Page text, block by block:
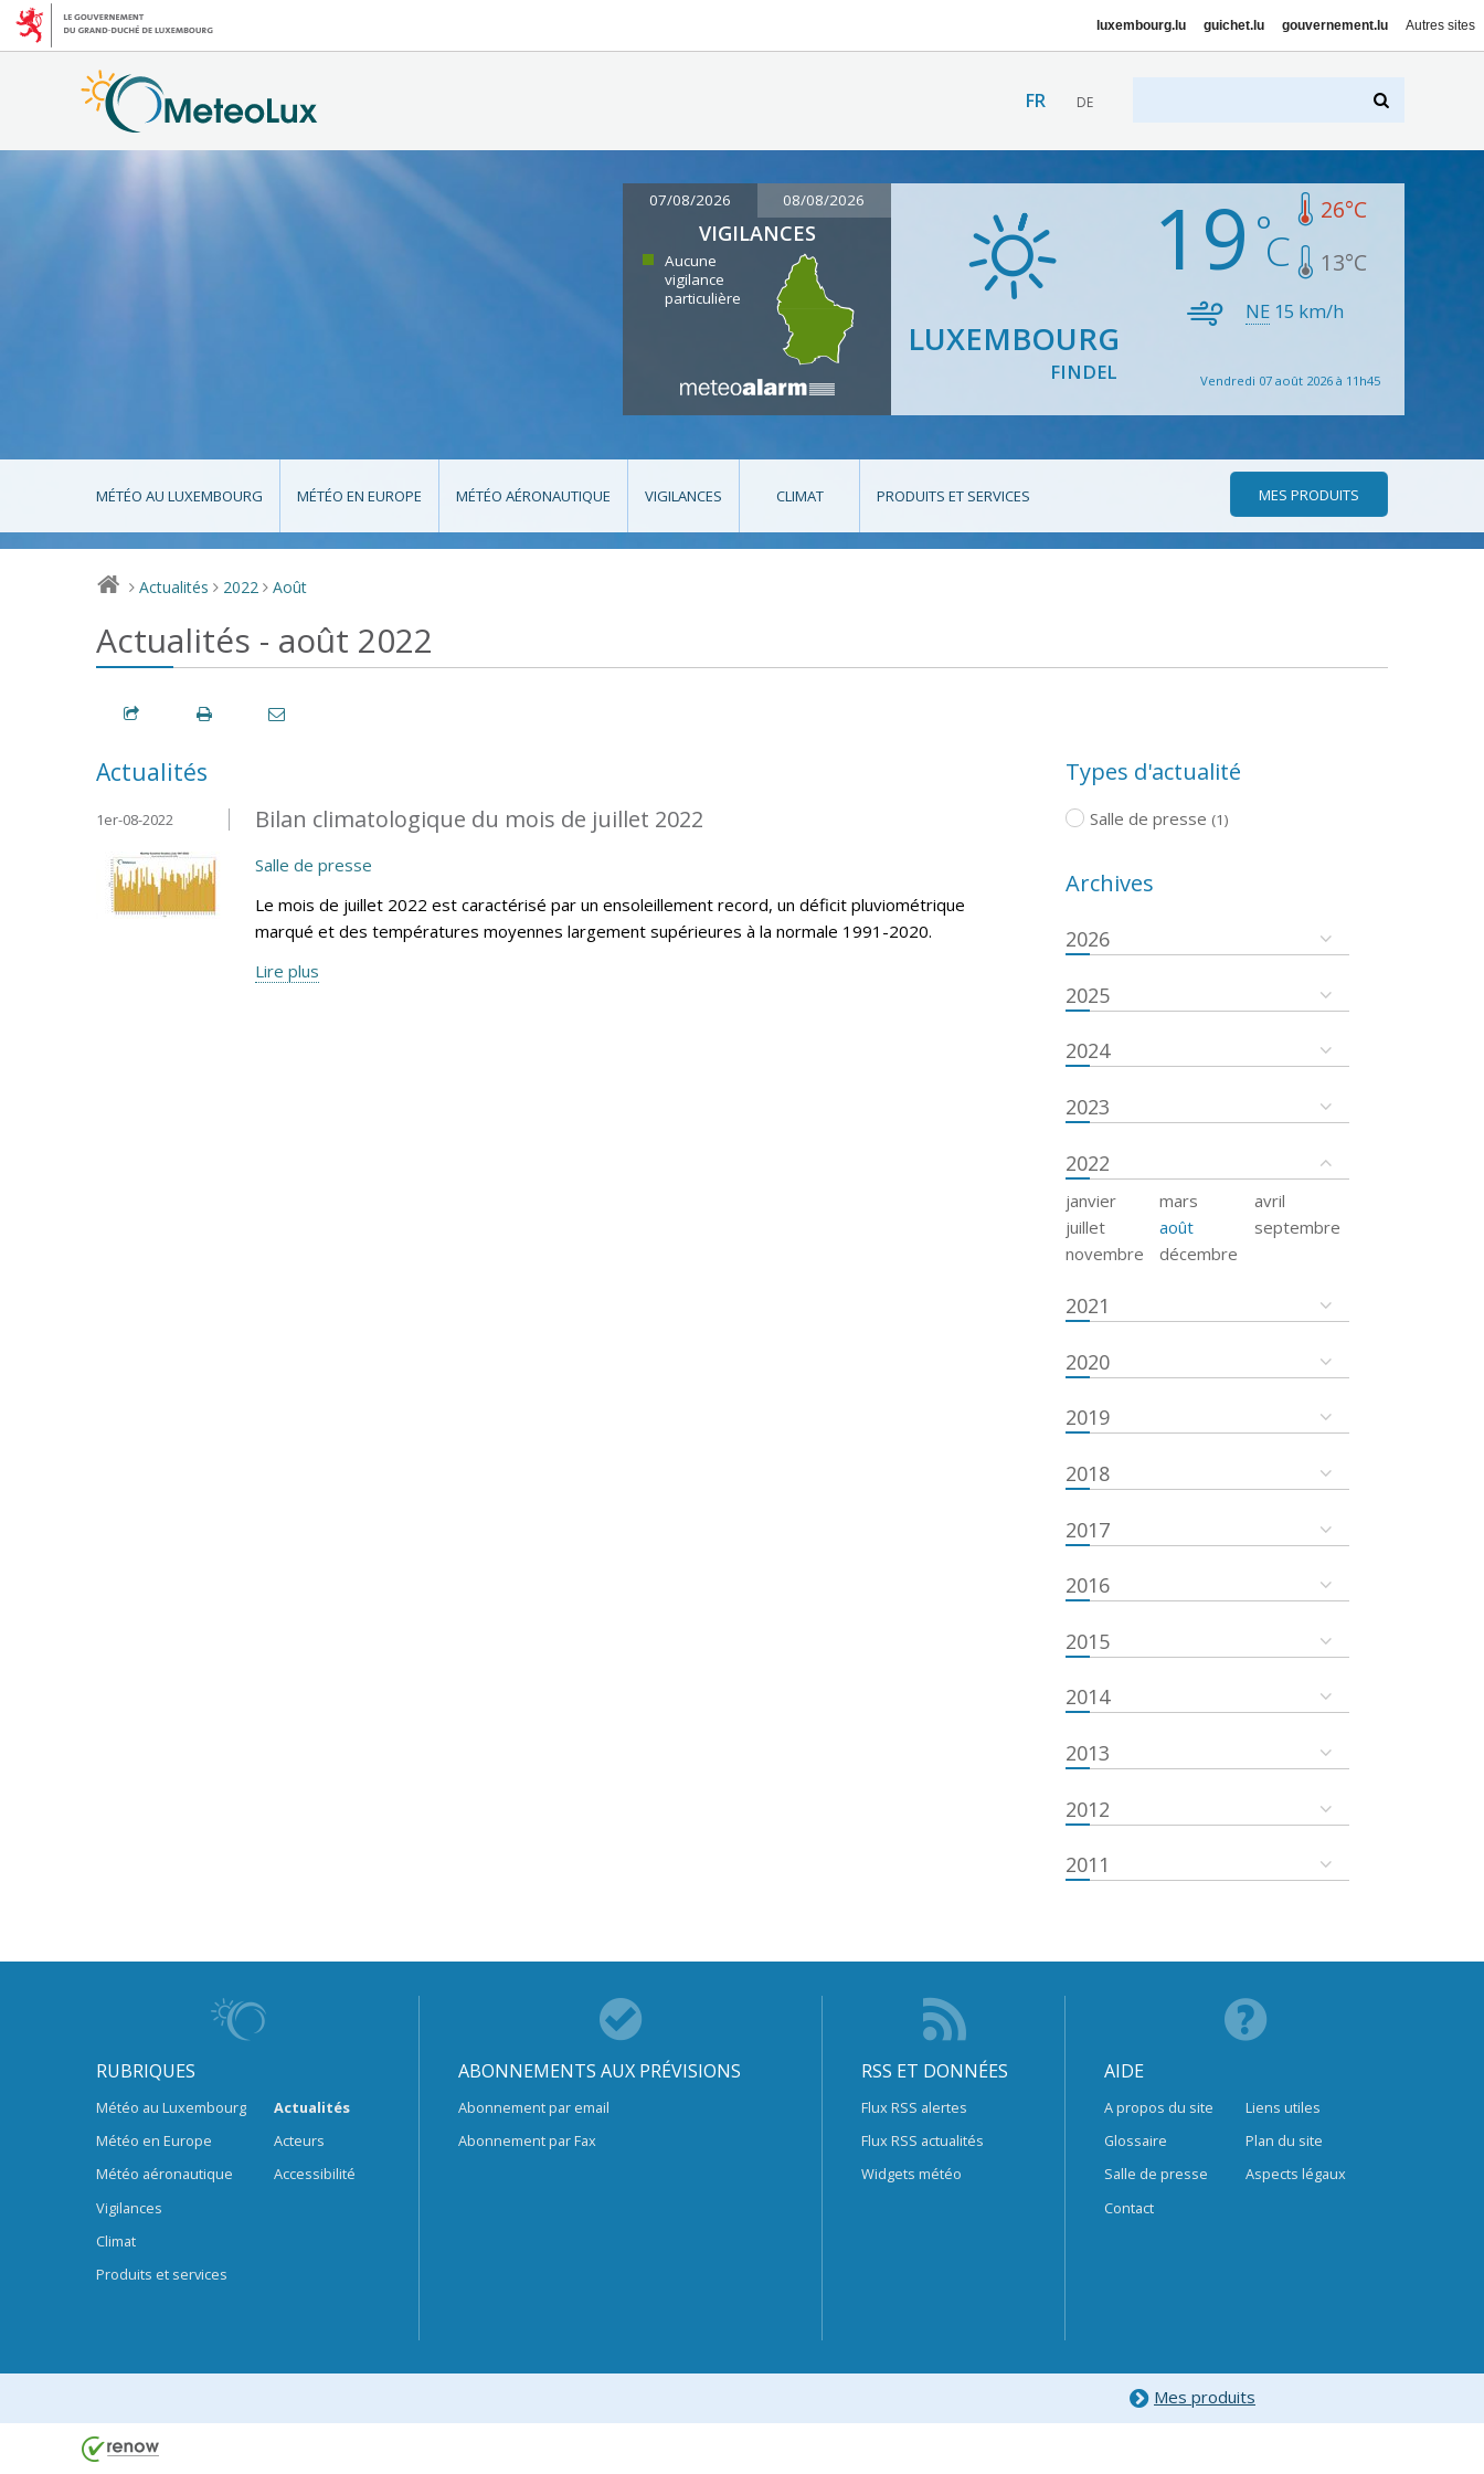
luxembourg.lu guichet.lu gouvernement.lu Autres sites
FR DE
07/08/2026 08/08/2026
VIGILANCES
Aucune
vigilance
particulière
LUXEMBOURG
FINDEL
19 26°C
13°C
NE 15 km/h
Vendredi 07 août 2026 à 11h45
MÉTÉO AU LUXEMBOURG MÉTÉO EN EUROPE MÉTÉO AÉRONAUTIQUE VIGILANCES CLIMAT PRODUITS ET SERVICES MES PRODUITS
> Actualités > 2022 > Août
Actualités - août 2022
Actualités
Bilan climatologique du mois de juillet 2022
1er-08-2022
Salle de presse
Le mois de juillet 2022 est caractérisé par un ensoleillement record, un déficit pluviométrique
marqué et des températures moyennes largement supérieures à la normale 1991-2020.
Lire plus
Types d'actualité
Salle de presse (1)
Archives
2026
2025
2024
2023
2022
janvier mars
avril
juillet
août
septembre
novembre
décembre
2021
2020
2019
2018
2017
2016
2015
2014
2013
2012
2011
RUBRIQUES
Météo au Luxembourg
Météo en Europe
Météo aéronautique
Vigilances
Climat
Produits et services
Actualités
Acteurs
Accessibilité
ABONNEMENTS AUX PRÉVISIONS
Abonnement par email
Abonnement par Fax
RSS ET DONNÉES
Flux RSS alertes
Flux RSS actualités
Widgets météo
AIDE
A propos du site
Glossaire
Salle de presse
Contact
Liens utiles
Plan du site
Aspects légaux
Mes produits